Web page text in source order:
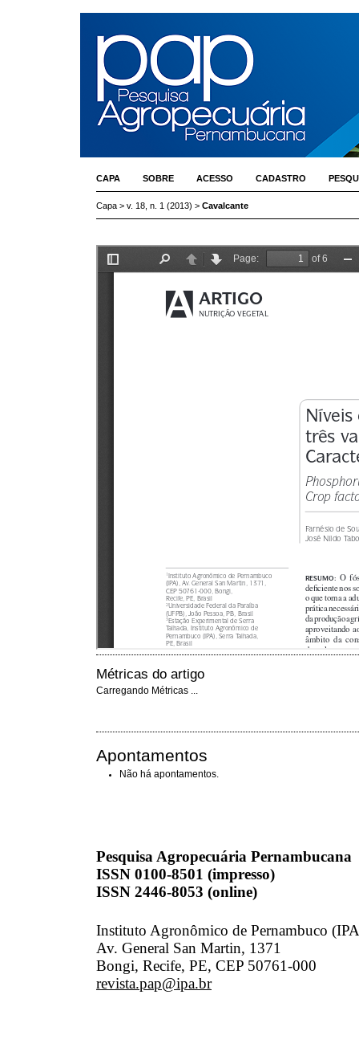
CAPA SOBRE ACESSO CADASTRO
Capa > v. 18, n. 1 (2013) > Cavalcante
Métricas do artigo
Carregando Métricas ...
Apontamentos
Não há apontamentos.
Pesquisa Agropecuária Pernambucana
ISSN 0100-8501 (impresso)
ISSN 2446-8053 (online)
Instituto Agronômico de Pernambuco
Av. General San Martin, 1371
Bongi, Recife, PE, CEP 50761-000
revista.pap@ipa.br